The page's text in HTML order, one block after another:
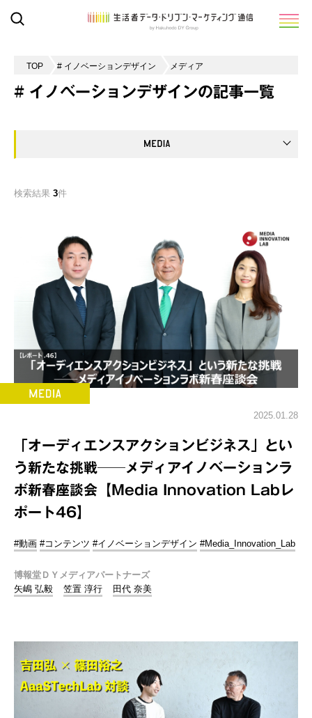
TOP # イノベーションデザイン メディア
# イノベーションデザインの記事一覧
検索結果 3件
2025.01.28
「オーディエンスアクションビジネス」とい
う新たな挑戦──メディアイノベーションラ
ボ新春座談会【Media Innovation Labレ
ポート46】
#動画 #コンテンツ #イノベーションデザイン #Media_Innovation_Lab
博報堂ＤＹメディアパートナーズ
矢嶋 弘毅
笠置 淳行 田代 奈美